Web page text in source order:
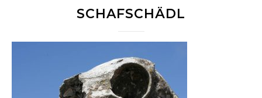
SCHAFSCHÄDL